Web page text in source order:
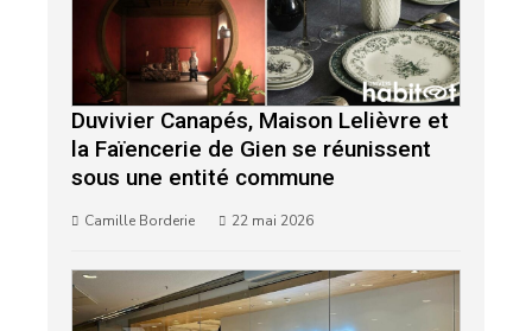
Duvivier Canapés, Maison Lelièvre et
la Faïencerie de Gien se réunissent
sous une entité commune
Camille Borderie 22 mai 2026